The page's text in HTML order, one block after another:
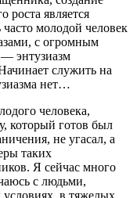
роста является
молодой человек
с огромным
энтузиазм
служить на
нет…
человека,
который готов был
не угасал, а
таких
Я сейчас много
с людьми,
в тяжелых